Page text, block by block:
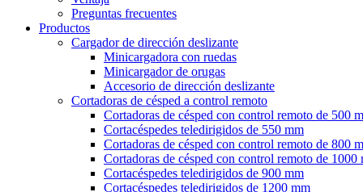
Preguntas frecuentes
Productos
Cargador de dirección deslizante
Minicargadora con ruedas
Minicargador de orugas
Accesorio de dirección deslizante
Cortadoras de césped a control remoto
Cortadoras de césped con control remoto de 500
Cortacéspedes teledirigidos de 550 mm
Cortadoras de césped con control remoto de 800
Cortadoras de césped con control remoto de 1000
Cortacéspedes teledirigidos de 900 mm
Cortacéspedes teledirigidos de 1200 mm